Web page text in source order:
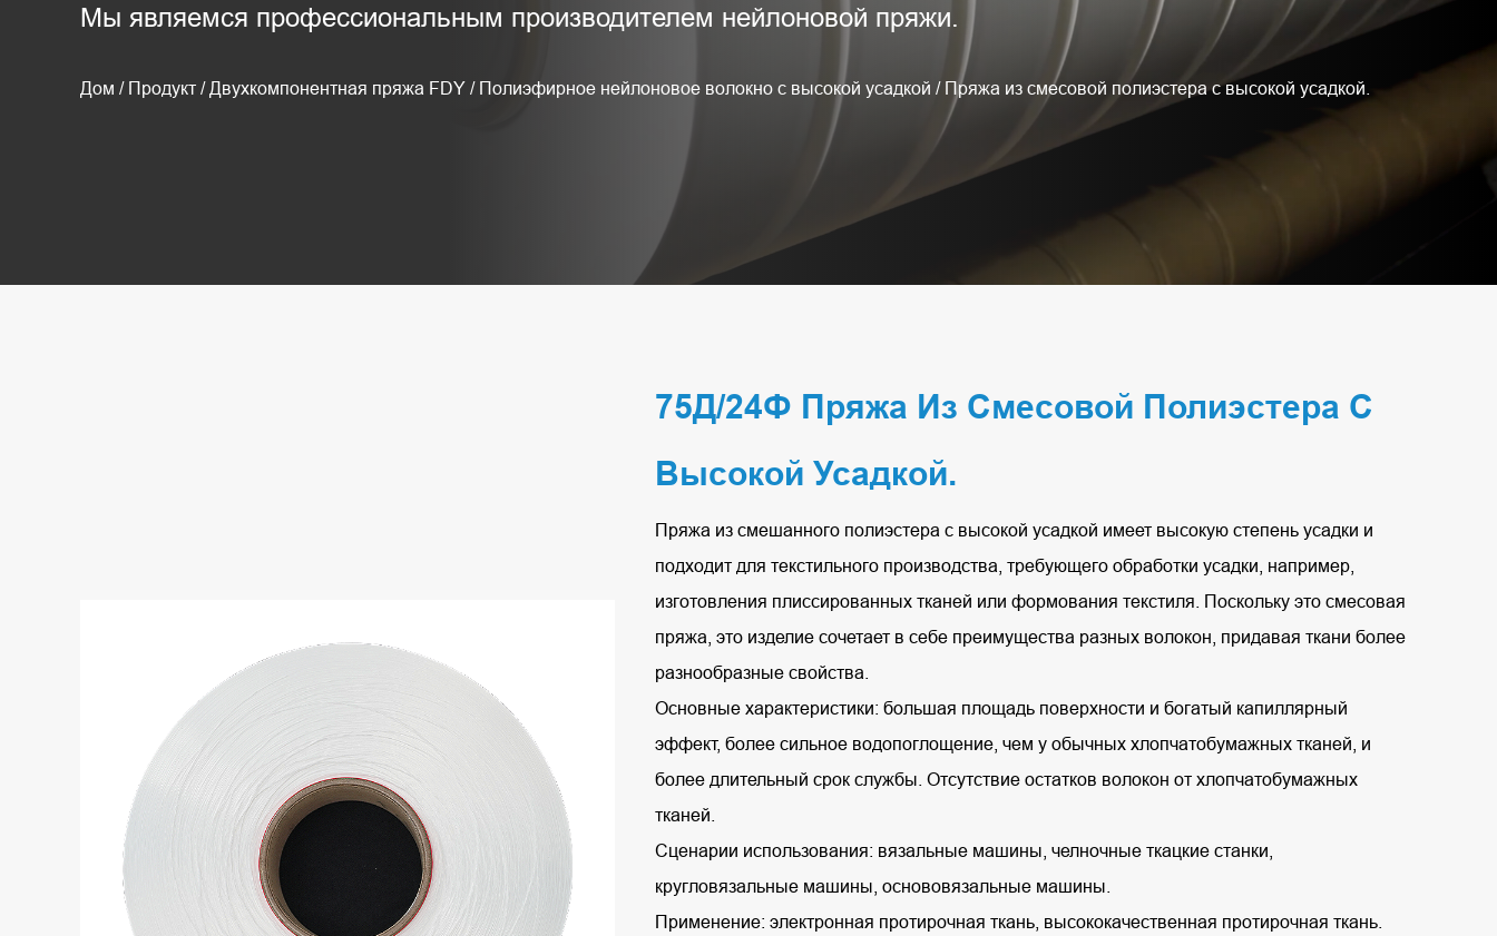
Мы являемся профессиональным производителем нейлоновой пряжи.
Дом / Продукт / Двухкомпонентная пряжа FDY / Полиэфирное нейлоновое волокно с высокой усадкой / Пряжа из смесовой полиэстера с высокой усадкой.
75Д/24Ф Пряжа Из Смесовой Полиэстера С
Высокой Усадкой.
Пряжа из смешанного полиэстера с высокой усадкой имеет высокую степень усадки и
подходит для текстильного производства, требующего обработки усадки, например,
изготовления плиссированных тканей или формования текстиля. Поскольку это смесовая
пряжа, это изделие сочетает в себе преимущества разных волокон, придавая ткани более
разнообразные свойства.
Основные характеристики: большая площадь поверхности и богатый капиллярный
эффект, более сильное водопоглощение, чем у обычных хлопчатобумажных тканей, и
более длительный срок службы. Отсутствие остатков волокон от хлопчатобумажных
тканей.
Сценарии использования: вязальные машины, челночные ткацкие станки,
кругловязальные машины, основовязальные машины.
Применение: электронная протирочная ткань, высококачественная протирочная ткань.